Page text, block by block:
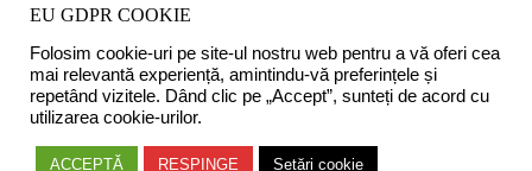
Copyright © 2020 Camera Auditorilor Financiari din
EU GDPR COOKIE
Folosim cookie-uri pe site-ul nostru web pentru a vă oferi cea
mai relevantă experiență, amintindu-vă preferințele și
repetând vizitele. Dând clic pe „Accept”, sunteți de acord cu
utilizarea cookie-urilor.
ACCEPTĂ RESPINGE Setări cookie